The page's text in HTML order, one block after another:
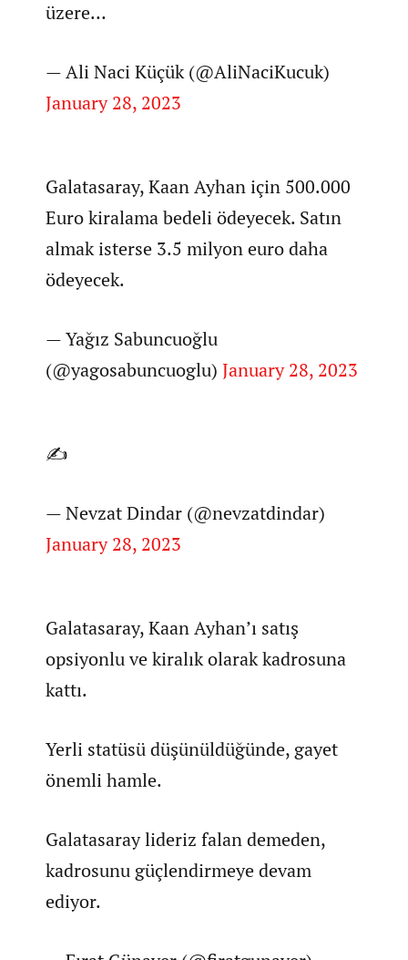
üzere…
— Ali Naci Küçük (@AliNaciKucuk)
January 28, 2023
Galatasaray, Kaan Ayhan için 500.000
Euro kiralama bedeli ödeyecek. Satın
almak isterse 3.5 milyon euro daha
ödeyecek.
— Yağız Sabuncuoğlu
(@yagosabuncuoglu)January 28, 2023
✍️
— Nevzat Dindar (@nevzatdindar)
January 28, 2023
Galatasaray, Kaan Ayhan’ı satış
opsiyonlu ve kiralık olarak kadrosuna
kattı.
Yerli statüsü düşünüldüğünde, gayet
önemli hamle.
Galatasaray lideriz falan demeden,
kadrosunu güçlendirmeye devam
ediyor.